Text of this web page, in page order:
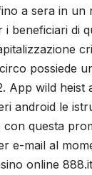
a sera in un
beneficiari di
possiede
App wild heist
android le
questa
e-mail al
online